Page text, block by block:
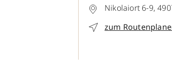
Nikolaiort 6-9,
zum